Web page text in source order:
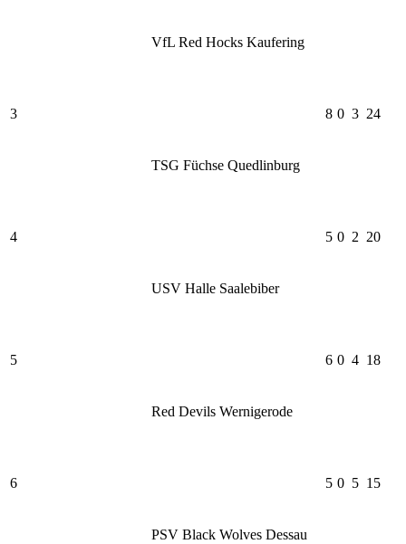
VfL Red Hocks Kaufering
3
TSG Füchse Quedlinburg
8 0 3 24
4
USV Halle Saalebiber
5 0 2 20
5
Red Devils Wernigerode
6 0 4 18
6
PSV Black Wolves Dessau
5 0 5 15